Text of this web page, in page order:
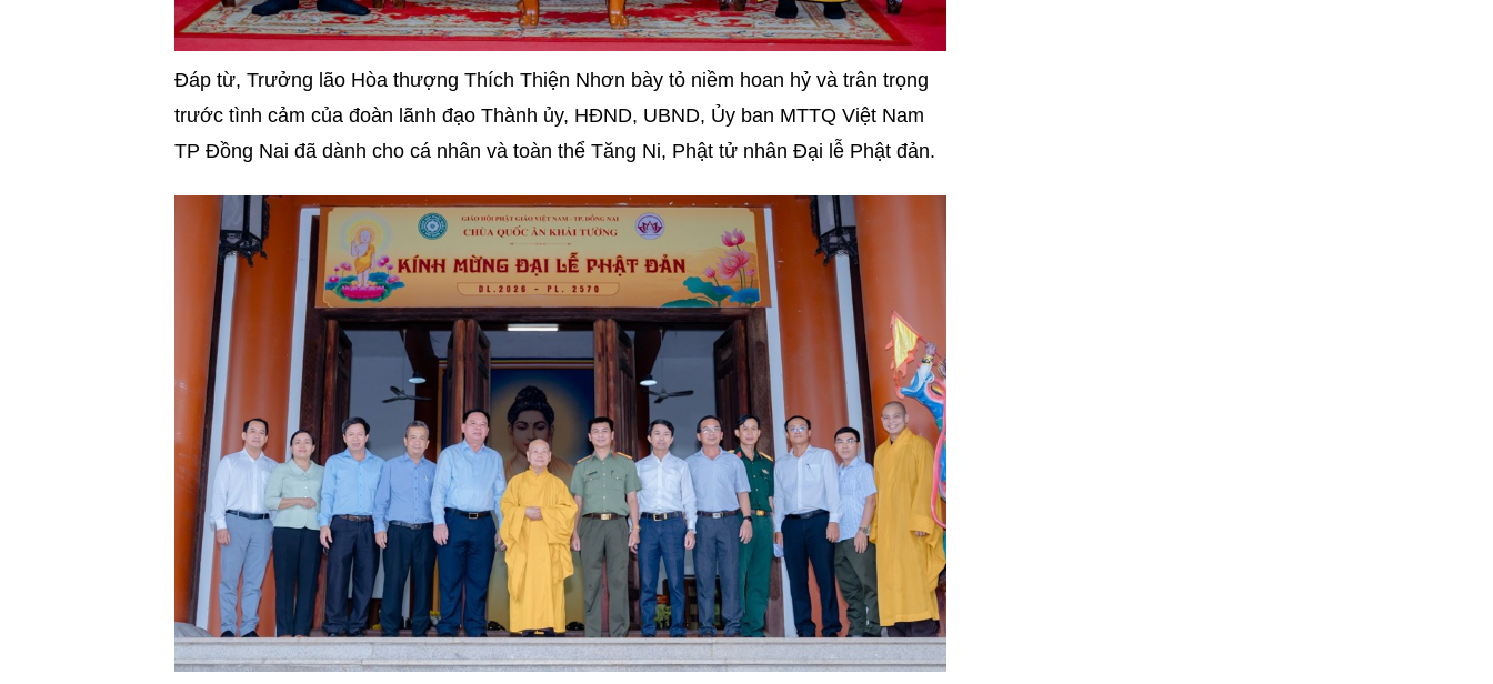
Đáp từ, Trưởng lão Hòa thượng Thích Thiện Nhơn bày tỏ niềm hoan hỷ và trân trọng
trước tình cảm của đoàn lãnh đạo Thành ủy, HĐND, UBND, Ủy ban MTTQ Việt Nam
TP Đồng Nai đã dành cho cá nhân và toàn thể Tăng Ni, Phật tử nhân Đại lễ Phật đản.